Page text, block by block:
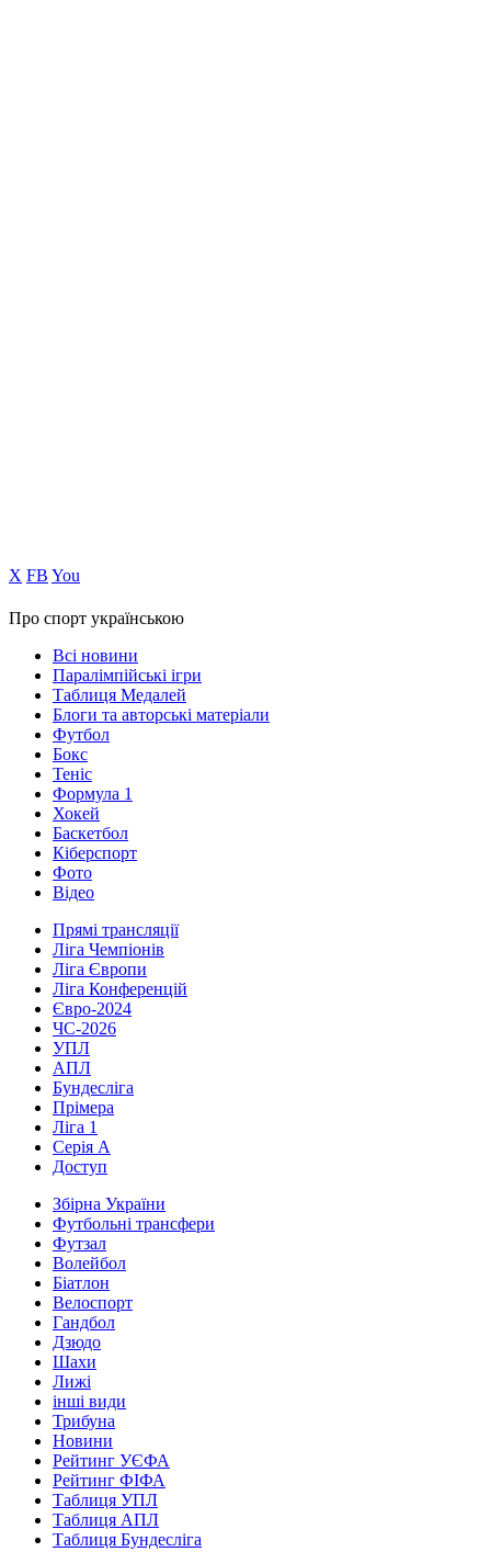
Х FB You
Про спорт українською
Всі новини
Паралімпійські ігри
Таблиця Медалей
Блоги та авторські матеріали
Футбол
Бокс
Теніс
Формула 1
Хокей
Баскетбол
Кіберспорт
Фото
Відео
Прямі трансляції
Ліга Чемпіонів
Ліга Європи
Ліга Конференцій
Євро-2024
ЧС-2026
УПЛ
АПЛ
Бундесліга
Прімера
Ліга 1
Серія А
Доступ
Збірна України
Футбольні трансфери
Футзал
Волейбол
Біатлон
Велоспорт
Гандбол
Дзюдо
Шахи
Лижі
інші види
Трибуна
Новини
Рейтинг УЄФА
Рейтинг ФІФА
Таблиця УПЛ
Таблиця АПЛ
Таблиця Бундесліга